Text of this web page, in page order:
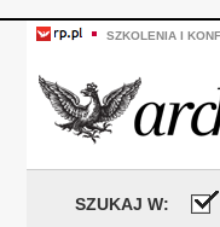
SZKOLENIA I
SZUKAJ W: